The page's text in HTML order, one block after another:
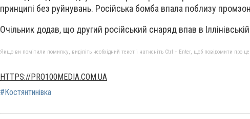
принципі без руйнувань. Російська бомба впала поблизу
Очільник додав, що другий російський снаряд впав в
Якщо ви помітили помилку, виділіть необхідний текст і натисніть Ctrl + Enter, щоб повідомити про
HTTPS://PRO100MEDIA.COM.UA
#Костянтинівка